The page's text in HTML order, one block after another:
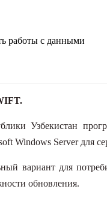
работы с данными
Узбекистан
Windows Server для
вариант для
обновления.